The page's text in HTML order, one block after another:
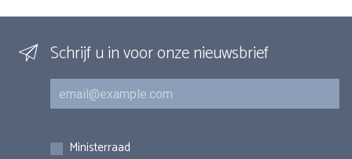
Schrijf u in voor onze nieuwsbrief
E-mail
Inschrijvingen
Ministerraad